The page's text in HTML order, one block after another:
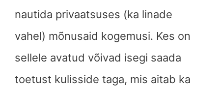
nautida privaatsuses (ka linade
vahel) mõnusaid kogemusi. Kes on
sellele avatud võivad isegi saada
toetust kulisside taga, mis aitab ka